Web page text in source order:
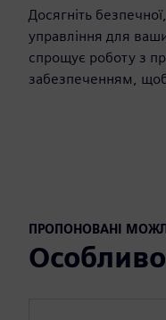
Досягніть
управління для
спрощує роботу з
забезпеченням,
ПРОПОНОВАНІ